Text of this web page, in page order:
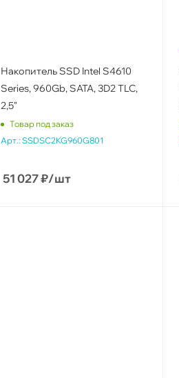
Накопитель SSD Intel S4610
Series, 960Gb, SATA, 3D2 TLC,
2,5"
Товар под заказ
Арт.: SSDSC2KG960G801
51 027₽/шт